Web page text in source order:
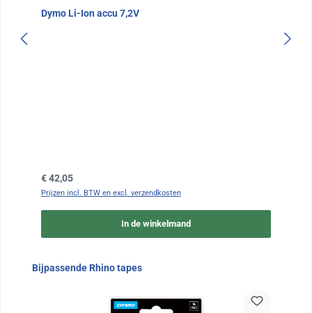
Dymo Li-Ion accu 7,2V
Normale prijs:
€ 42,05
Prijzen incl. BTW en excl. verzendkosten
In de winkelmand
Sla de afbeeldingengalerij over
Bijpassende Rhino tapes